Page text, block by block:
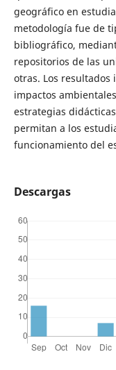
geográfico en
metodología fue de
bibliográfico,
repositorios de las
otras. Los
impactos
estrategias
permitan a los
funcionamiento del
Descargas